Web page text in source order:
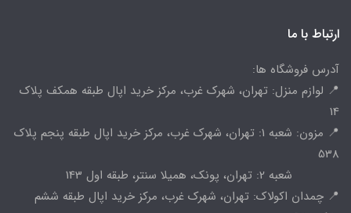
ارتباط با ما
آدرس فروشگاه ها:
📍 لوازم منزل: تهران، شهرک غرب، مرکز خرید اپال طبقه همکف پلاک
14
📍 مزون: شعبه 1: تهران، شهرک غرب، مرکز خرید اپال طبقه پنجم پلاک
538
شعبه 2: تهران، پونک، همیلا سنتر، طبقه اول 143
📍 چمدان اکولاک: تهران، شهرک غرب، مرکز خرید اپال طبقه ششم